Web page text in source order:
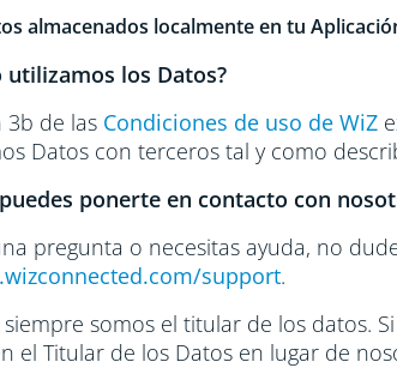
almacenados localmente en tu
utilizamos los Datos?
3b de las Condiciones de uso de WiZ
Datos con terceros tal y como
ponerte en contacto con
pregunta o necesitas ayuda, no
support.
somos el titular de los datos.
el Titular de los Datos en lugar de